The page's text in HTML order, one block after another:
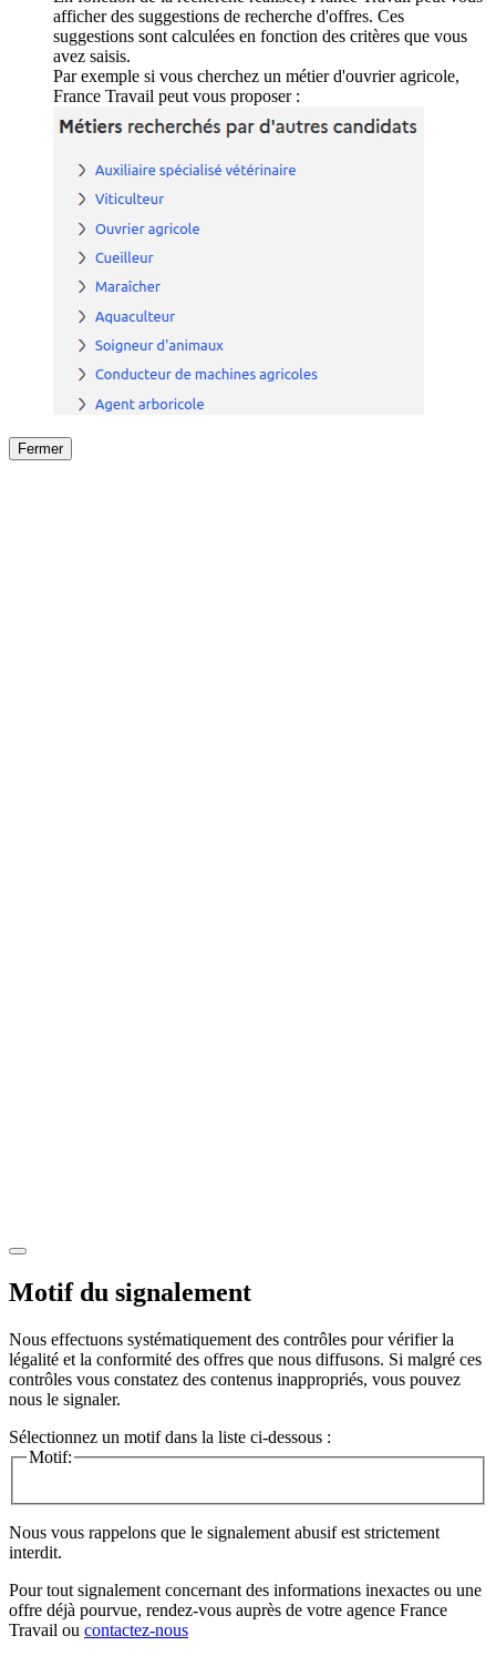
afficher des suggestions de recherche d'offres. Ces
suggestions sont calculées en fonction des critères que vous
avez saisis.
Par exemple si vous cherchez un métier d'ouvrier agricole,
France Travail peut vous proposer :
Fermer
Motif du signalement
Nous effectuons systématiquement des contrôles pour vérifier la
légalité et la conformité des offres que nous diffusons. Si malgré ces
contrôles vous constatez des contenus inappropriés, vous pouvez
nous le signaler.
Sélectionnez un motif dans la liste ci-dessous :
Motif:
Nous vous rappelons que le signalement abusif est strictement
interdit.
Pour tout signalement concernant des informations inexactes ou une
offre déjà pourvue, rendez-vous auprès de votre agence France
Travail ou contactez-nous